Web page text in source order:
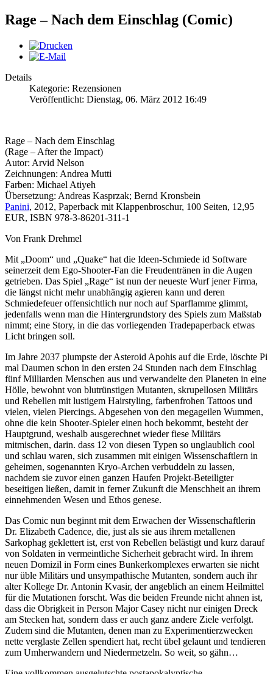
Rage – Nach dem Einschlag (Comic)
Details
Kategorie: Rezensionen
Veröffentlicht: Dienstag, 06. März 2012 16:49
Rage – Nach dem Einschlag
(Rage – After the Impact)
Autor: Arvid Nelson
Zeichnungen: Andrea Mutti
Farben: Michael Atiyeh
Übersetzung: Andreas Kasprzak; Bernd Kronsbein
Panini, 2012, Paperback mit Klappenbroschur, 100 Seiten, 12,95
EUR, ISBN 978-3-86201-311-1
Von Frank Drehmel
Mit „Doom“ und „Quake“ hat die Ideen-Schmiede id Software
seinerzeit dem Ego-Shooter-Fan die Freudentränen in die Augen
getrieben. Das Spiel „Rage“ ist nun der neueste Wurf jener Firma,
die längst nicht mehr unabhängig agieren kann und deren
Schmiedefeuer offensichtlich nur noch auf Sparflamme glimmt,
jedenfalls wenn man die Hintergrundstory des Spiels zum Maßstab
nimmt; eine Story, in die das vorliegenden Tradepaperback etwas
Licht bringen soll.
Im Jahre 2037 plumpste der Asteroid Apohis auf die Erde, löschte Pi
mal Daumen schon in den ersten 24 Stunden nach dem Einschlag
fünf Milliarden Menschen aus und verwandelte den Planeten in eine
Hölle, bewohnt von blutrünstigen Mutanten, skrupellosen Militärs
und Rebellen mit lustigem Hairstyling, farbenfrohen Tattoos und
vielen, vielen Piercings. Abgesehen von den megageilen Wummen,
ohne die kein Shooter-Spieler einen hoch bekommt, besteht der
Hauptgrund, weshalb ausgerechnet wieder fiese Militärs
mitmischen, darin. dass 12 von diesen Typen so unglaublich cool
und schlau waren, sich zusammen mit einigen Wissenschaftlern in
geheimen, sogenannten Kryo-Archen verbuddeln zu lassen,
nachdem sie zuvor einen ganzen Haufen Projekt-Beteiligter
beseitigen ließen, damit in ferner Zukunft die Menschheit an ihrem
einnehmenden Wesen und Ethos genese.
Das Comic nun beginnt mit dem Erwachen der Wissenschaftlerin
Dr. Elizabeth Cadence, die, just als sie aus ihrem metallenen
Sarkophag geklettert ist, erst von Rebellen belästigt und kurz darauf
von Soldaten in vermeintliche Sicherheit gebracht wird. In ihrem
neuen Domizil in Form eines Bunkerkomplexes erwarten sie nicht
nur üble Militärs und unsympathische Mutanten, sondern auch ihr
alter Kollege Dr. Antonin Kvasir, der angeblich an einem Heilmittel
für die Mutationen forscht. Was die beiden Freunde nicht ahnen ist,
dass die Obrigkeit in Person Major Casey nicht nur einigen Dreck
am Stecken hat, sondern dass er auch ganz andere Ziele verfolgt.
Zudem sind die Mutanten, denen man zu Experimentierzwecken
nette verglaste Zellen spendiert hat, recht übel gelaunt und tendieren
zum Umherwandern und Niedermetzeln. So weit, so gähn…